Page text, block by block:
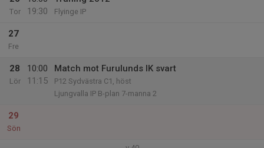
Tor
19:30
Flyinge IP
27
Fre
28
Lör
10:00
11:15
Match mot Furulunds IK svart
P12 Sydvästra C1, höst
Ljungvalla IP B-plan 7-manna 2
29
Sön